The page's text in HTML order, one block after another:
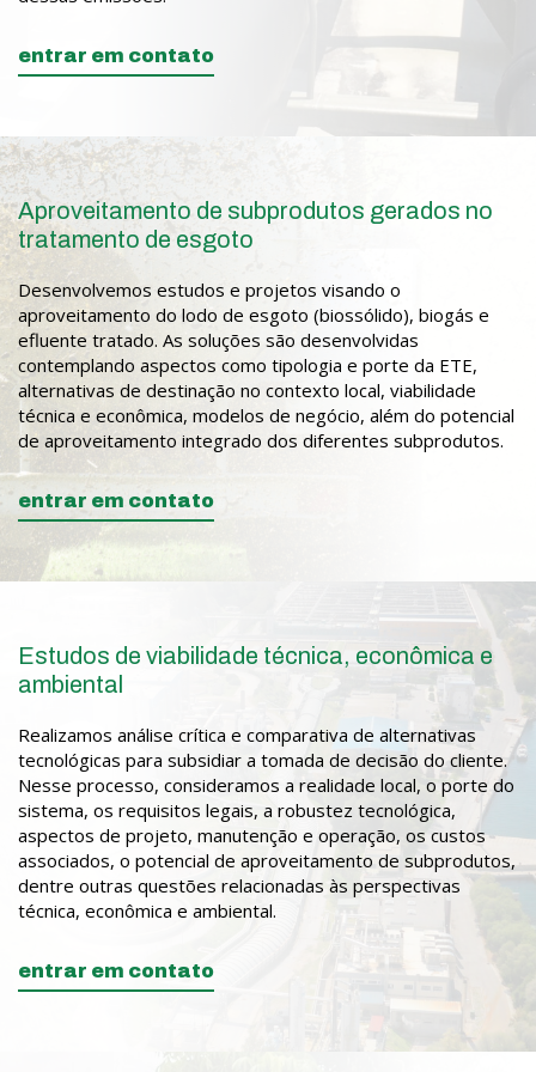
entrar em contato
Aproveitamento de subprodutos gerados no
tratamento de esgoto
Desenvolvemos estudos e projetos visando o
aproveitamento do lodo de esgoto (biossólido), biogás e
efluente tratado. As soluções são desenvolvidas
contemplando aspectos como tipologia e porte da ETE,
alternativas de destinação no contexto local, viabilidade
técnica e econômica, modelos de negócio, além do potencial
de aproveitamento integrado dos diferentes subprodutos.
entrar em contato
Estudos de viabilidade técnica, econômica e
ambiental
Realizamos análise crítica e comparativa de alternativas
tecnológicas para subsidiar a tomada de decisão do cliente.
Nesse processo, consideramos a realidade local, o porte do
sistema, os requisitos legais, a robustez tecnológica,
aspectos de projeto, manutenção e operação, os custos
associados, o potencial de aproveitamento de subprodutos,
dentre outras questões relacionadas às perspectivas
técnica, econômica e ambiental.
entrar em contato